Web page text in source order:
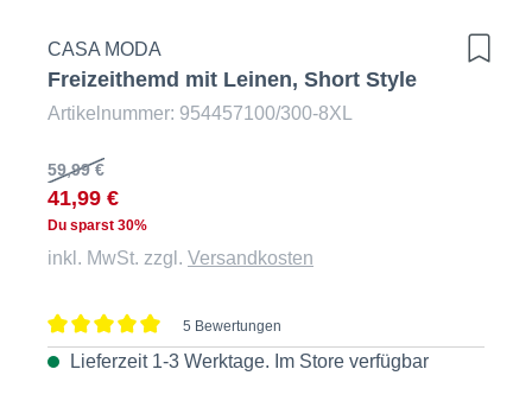
CASA MODA
Freizeithemd mit Leinen, Short Style
Artikelnummer: 954457100/300-8XL
59,99 €
41,99 €
Du sparst 30%
inkl. MwSt. zzgl. Versandkosten
Durchschnittliche Bewertung von 5 von 5 Sternen
5 Bewertungen
Lieferzeit 1-3 Werktage. Im Store verfügbar